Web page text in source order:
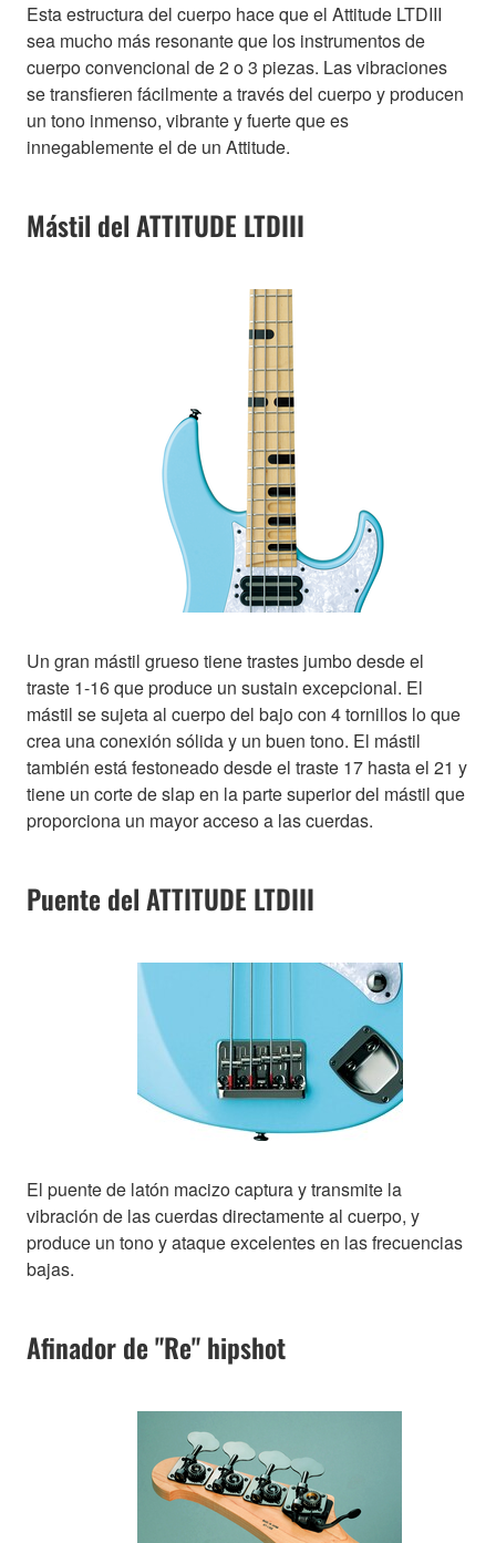
Esta estructura del cuerpo hace que el Attitude LTDIII
sea mucho más resonante que los instrumentos de
cuerpo convencional de 2 o 3 piezas. Las vibraciones
se transfieren fácilmente a través del cuerpo y producen
un tono inmenso, vibrante y fuerte que es
innegablemente el de un Attitude.
Mástil del ATTITUDE LTDIII
Un gran mástil grueso tiene trastes jumbo desde el
traste 1-16 que produce un sustain excepcional. El
mástil se sujeta al cuerpo del bajo con 4 tornillos lo que
crea una conexión sólida y un buen tono. El mástil
también está festoneado desde el traste 17 hasta el 21 y
tiene un corte de slap en la parte superior del mástil que
proporciona un mayor acceso a las cuerdas.
Puente del ATTITUDE LTDIII
El puente de latón macizo captura y transmite la
vibración de las cuerdas directamente al cuerpo, y
produce un tono y ataque excelentes en las frecuencias
bajas.
Afinador de "Re" hipshot